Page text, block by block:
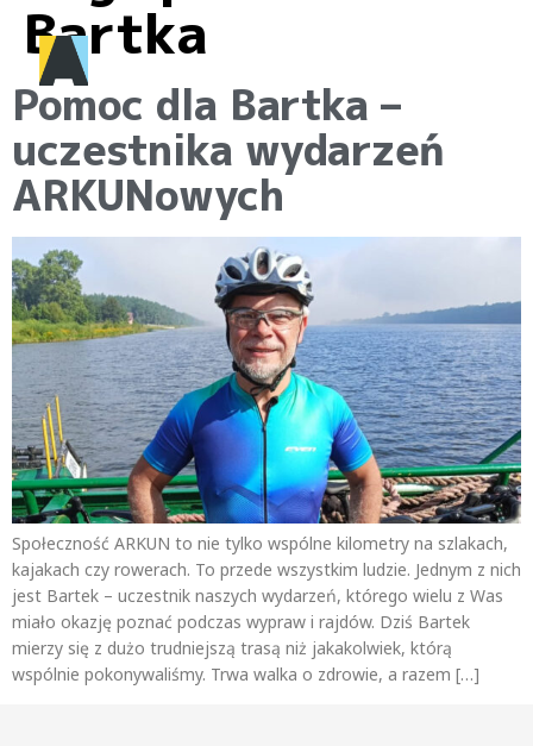
Bartka
Pomoc dla Bartka –
uczestnika wydarzeń
ARKUNowych
Społeczność ARKUN to nie tylko wspólne kilometry na szlakach,
kajakach czy rowerach. To przede wszystkim ludzie. Jednym z nich
jest Bartek – uczestnik naszych wydarzeń, którego wielu z Was
miało okazję poznać podczas wypraw i rajdów. Dziś Bartek
mierzy się z dużo trudniejszą trasą niż jakakolwiek, którą
wspólnie pokonywaliśmy. Trwa walka o zdrowie, a razem […]